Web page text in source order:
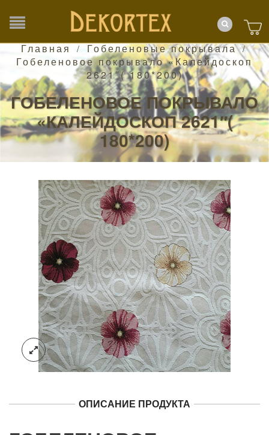
Главная / Гобеленовые покрывала /
Гобеленовое покрывало «Калейдоскоп
2621″( 180*200)
ГОБЕЛЕНОВОЕ ПОКРЫВАЛО
«КАЛЕЙДОСКОП 2621″(
180*200)
ОПИСАНИЕ ПРОДУКТА